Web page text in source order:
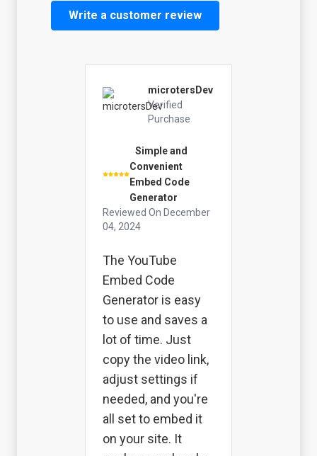
Write a customer review
microtersDev
Verified
Purchase
Simple and
Convenient
Embed Code
Generator
Reviewed On December
04, 2024
The YouTube
Embed Code
Generator is easy
to use and saves a
lot of time. Just
copy the video link,
adjust settings if
needed, and you're
all set to embed it
on your site. It